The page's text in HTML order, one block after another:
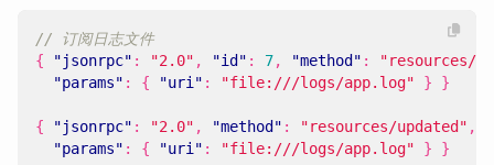
{
"jsonrpc" : "2.0" , "id" : 7, "method" :
"resources/
"params" : { "uri" : "file:///logs/app.log" } }
{ "jsonrpc" : "2.0" , "method" : "resources/updated" ,
"params" : { "uri" : "file:///logs/app.log" } }